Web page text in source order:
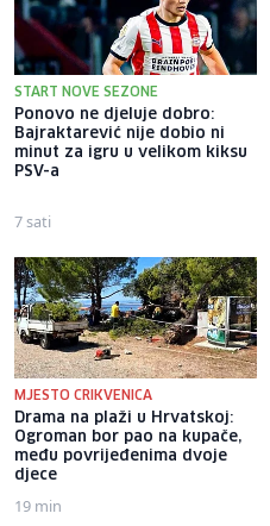
START NOVE SEZONE
Ponovo ne djeluje dobro:
Bajraktarević nije dobio ni
minut za igru u velikom kiksu
PSV-a
7 sati
MJESTO CRIKVENICA
Drama na plaži u Hrvatskoj:
Ogroman bor pao na kupače,
među povrijeđenima dvoje
djece
19 min